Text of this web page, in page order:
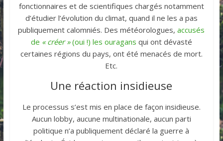
fonctionnaires et de scientifiques chargés notamment
d’étudier l’évolution du climat, quand il ne les a pas
publiquement calomniés. Des météorologues,accusés
de « créer »(oui !) les ouragans qui ont dévasté
certaines régions du pays, ont été menacés de mort.
Etc.
Une réaction insidieuse
Le processus s’est mis en place de façon insidieuse.
Aucun lobby, aucune multinationale, aucun parti
politique n’a publiquement déclaré la guerre à